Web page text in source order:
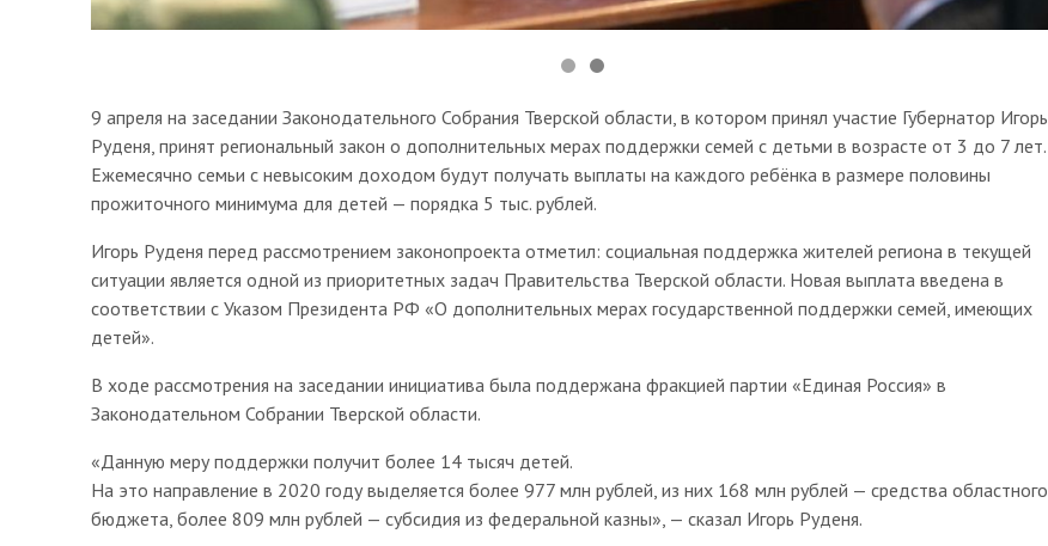
9 апреля на заседании Законодательного Собрания Тверской области, в котором принял участие Губернатор Игорь
Руденя, принят региональный закон о дополнительных мерах поддержки семей с детьми в возрасте от 3 до 7 лет.
Ежемесячно семьи с невысоким доходом будут получать выплаты на каждого ребёнка в размере половины
прожиточного минимума для детей — порядка 5 тыс. рублей.
Игорь Руденя перед рассмотрением законопроекта отметил: социальная поддержка жителей региона в текущей
ситуации является одной из приоритетных задач Правительства Тверской области. Новая выплата введена в
соответствии с Указом Президента РФ «О дополнительных мерах государственной поддержки семей, имеющих
детей».
В ходе рассмотрения на заседании инициатива была поддержана фракцией партии «Единая Россия» в
Законодательном Собрании Тверской области.
«Данную меру поддержки получит более 14 тысяч детей.
На это направление в 2020 году выделяется более 977 млн рублей, из них 168 млн рублей — средства областного
бюджета, более 809 млн рублей — субсидия из федеральной казны», — сказал Игорь Руденя.